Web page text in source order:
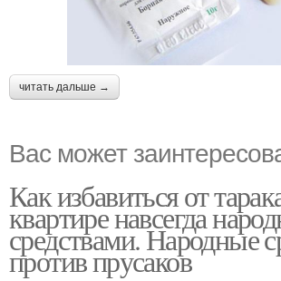
читать дальше →
Вас может
Как избавиться от
квартире навсегда
средствами. Народные
против прусаков